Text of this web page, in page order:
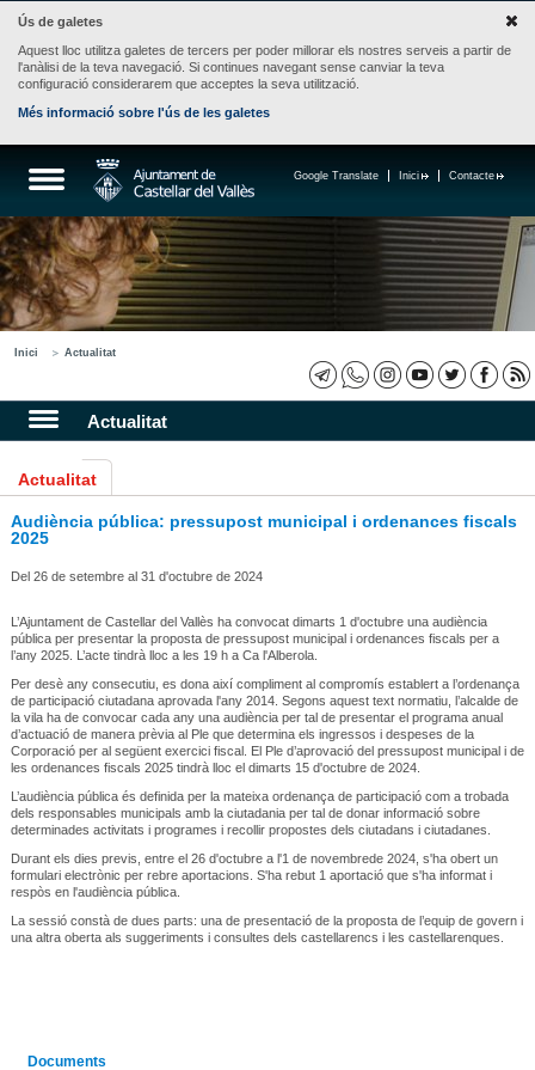
Ús de galetes
Aquest lloc utilitza galetes de tercers per poder millorar els nostres serveis a partir de
l'anàlisi de la teva navegació. Si continues navegant sense canviar la teva
configuració considerarem que acceptes la seva utilització.
Més informació sobre l'ús de les galetes
Contacte
Inici
Google Translate
Inici Actualitat
Actualitat
Actualitat
Audiència pública: pressupost municipal i ordenances fiscals
2025
Del 26 de setembre al 31 d'octubre de 2024
L’Ajuntament de Castellar del Vallès ha convocat dimarts 1 d'octubre una audiència
pública per presentar la proposta de pressupost municipal i ordenances fiscals per a
l’any 2025. L’acte tindrà lloc a les 19 h a Ca l'Alberola.
Per desè any consecutiu, es dona així compliment al compromís establert a l’ordenança
de participació ciutadana aprovada l'any 2014. Segons aquest text normatiu, l’alcalde de
la vila ha de convocar cada any una audiència per tal de presentar el programa anual
d’actuació de manera prèvia al Ple que determina els ingressos i despeses de la
Corporació per al següent exercici fiscal. El Ple d’aprovació del pressupost municipal i de
les ordenances fiscals 2025 tindrà lloc el dimarts 15 d'octubre de 2024.
L’audiència pública és definida per la mateixa ordenança de participació com a trobada
dels responsables municipals amb la ciutadania per tal de donar informació sobre
determinades activitats i programes i recollir propostes dels ciutadans i ciutadanes.
Durant els dies previs, entre el 26 d'octubre a l'1 de novembrede 2024, s'ha obert un
formulari electrònic per rebre aportacions. S'ha rebut 1 aportació que s'ha informat i
respòs en l'audiència pública.
La sessió constà de dues parts: una de presentació de la proposta de l’equip de govern i
una altra oberta als suggeriments i consultes dels castellarencs i les castellarenques.
Documents